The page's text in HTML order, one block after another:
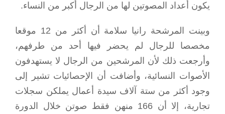
يكون أعداد المصوتين لها من الرجال أكبر من النساء.
وبينت المرشحة رانيا سلامة أن أكثر من 12 موقعا
مخصصا للرجال لم يحضر فيها أحد من طرفهم،
وأرجعت ذلك لأن المرشحين من الرجال لا يستهدفون
الأصوات النسائية، وأضافت أن الإحصائيات تشير إلى
وجود أكثر من ستة آلاف سيدة أعمال يملكن سجلات
تجارية، إلا أن 166 منهن فقط صوتن خلال الدورة